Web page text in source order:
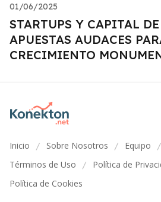
01/06/2025
STARTUPS Y CAPITAL
APUESTAS AUDACES
CRECIMIENTO
Inicio / Sobre Nosotros / Equipo /
Términos de Uso / Política de
Política de Cookies